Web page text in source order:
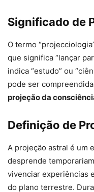
Significado de
O termo
que significa “lançar
indica “estudo” ou
pode ser
projeção da
Definição de
A projeção astral é um
desprende
vivenciar experiências
do plano terrestre.